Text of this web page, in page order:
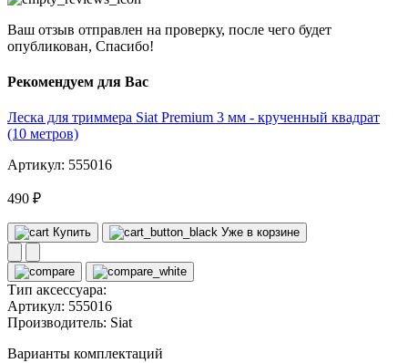
Ваш отзыв отправлен на проверку, после чего будет
опубликован, Спасибо!
Рекомендуем для Вас
Леска для триммера Siat Premium 3 мм - крученный квадрат
(10 метров)
Артикул: 555016
490 ₽
Купить Уже в корзине
Тип аксессуара:
Артикул: 555016
Производитель: Siat
Варианты комплектаций